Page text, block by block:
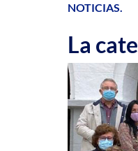
NOTICIAS.
La